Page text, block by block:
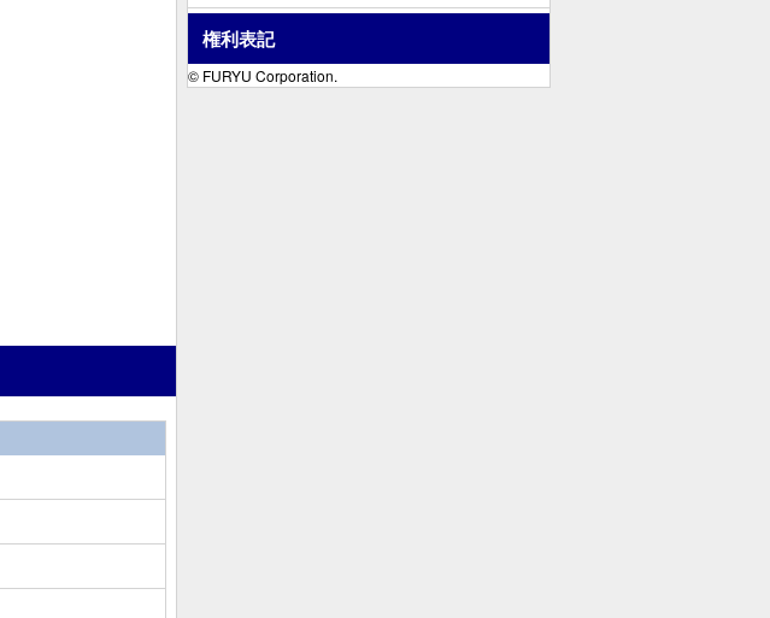
権利表記
© FURYU Corporation.